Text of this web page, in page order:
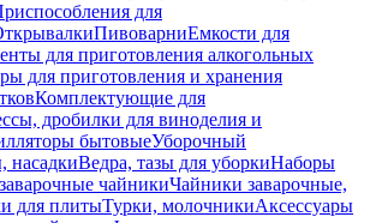
для
ПивоварниЕмкости для
для приготовления алкогольных
для приготовления и хранения
Комплектующие для
дробилки для виноделия и
бытовыеУборочный
насадкиВедра, тазы для уборкиНаборы
чайникиЧайники заварочные,
для плитыТурки, молочникиАксессуары